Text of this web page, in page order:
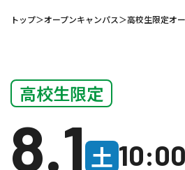
学校案内
入学案内
オープンキャンパス
トップ＞オープンキャンパス＞高校生限定オ
高校生限定
8.1 土